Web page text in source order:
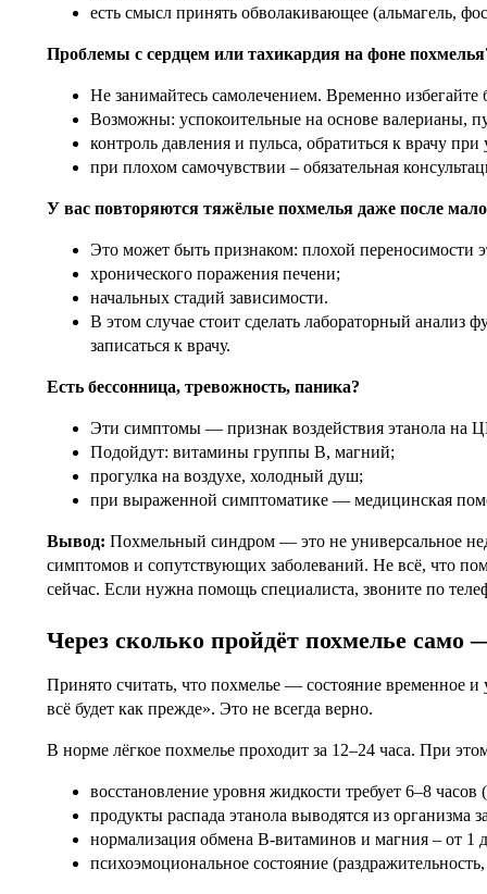
есть смысл принять обволакивающее (альмагель,
Проблемы с сердцем или тахикардия на фоне
Не занимайтесь самолечением. Временно избегайте
Возможны: успокоительные на основе валерианы,
контроль давления и пульса, обратиться к врачу
при плохом самочувствии – обязательная
У вас повторяются тяжёлые похмелья даже после
Это может быть признаком: плохой переносимости
хронического поражения печени;
начальных стадий зависимости.
В этом случае стоит сделать лабораторный анализ
записаться к врачу.
Есть бессонница, тревожность, паника?
Эти симптомы — признак воздействия этанола на
Подойдут: витамины группы B, магний;
прогулка на воздухе, холодный душ;
при выраженной симптоматике — медицинская
Вывод: Похмельный синдром — это не универсальное
симптомов и сопутствующих заболеваний. Не всё, что
сейчас. Если нужна помощь специалиста, звоните по
Через сколько пройдёт похмелье само
Принято считать, что похмелье — состояние временное и
всё будет как прежде». Это не всегда верно.
В норме лёгкое похмелье проходит за 12–24 часа. При
восстановление уровня жидкости требует 6–8
продукты распада этанола выводятся из организма
нормализация обмена B-витаминов и магния – от 1
психоэмоциональное состояние